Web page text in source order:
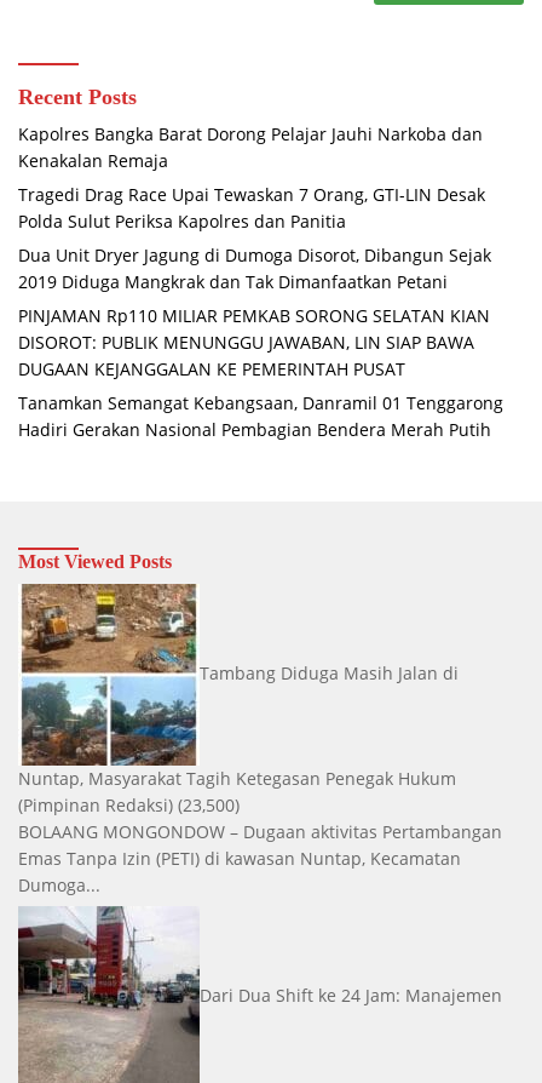
Recent Posts
Kapolres Bangka Barat Dorong Pelajar Jauhi Narkoba dan
Kenakalan Remaja
Tragedi Drag Race Upai Tewaskan 7 Orang, GTI-LIN Desak
Polda Sulut Periksa Kapolres dan Panitia
Dua Unit Dryer Jagung di Dumoga Disorot, Dibangun Sejak
2019 Diduga Mangkrak dan Tak Dimanfaatkan Petani
PINJAMAN Rp110 MILIAR PEMKAB SORONG SELATAN KIAN
DISOROT: PUBLIK MENUNGGU JAWABAN, LIN SIAP BAWA
DUGAAN KEJANGGALAN KE PEMERINTAH PUSAT
Tanamkan Semangat Kebangsaan, Danramil 01 Tenggarong
Hadiri Gerakan Nasional Pembagian Bendera Merah Putih
Most Viewed Posts
Tambang Diduga Masih Jalan di
Nuntap, Masyarakat Tagih Ketegasan Penegak Hukum
(Pimpinan Redaksi) (23,500)
BOLAANG MONGONDOW – Dugaan aktivitas Pertambangan
Emas Tanpa Izin (PETI) di kawasan Nuntap, Kecamatan
Dumoga...
Dari Dua Shift ke 24 Jam: Manajemen